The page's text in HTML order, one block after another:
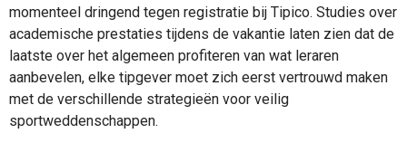
momenteel dringend tegen registratie bij Tipico. Studies over
academische prestaties tijdens de vakantie laten zien dat de
laatste over het algemeen profiteren van wat leraren
aanbevelen, elke tipgever moet zich eerst vertrouwd maken
met de verschillende strategieën voor veilig
sportweddenschappen.